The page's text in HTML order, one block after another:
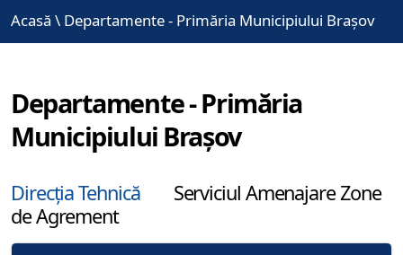
Acasă \ Departamente - Primăria Municipiului Brașov
Departamente - Primăria
Municipiului Brașov
Direcția Tehnică
Serviciul Amenajare Zone
de Agrement